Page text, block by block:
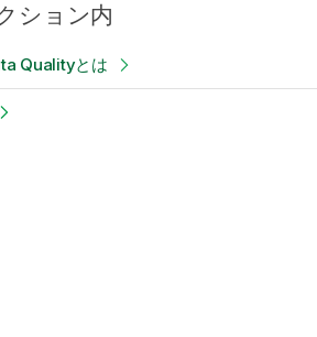
ション内
Qualityとは